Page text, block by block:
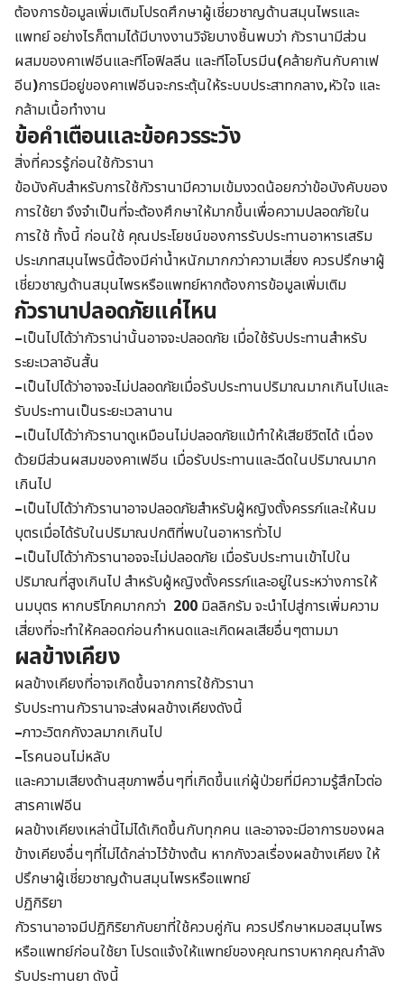
ต้องการข้อมูลเพิ่มเติมโปรดศึกษาผู้เชี่ยวชาญด้านสมุนไพรและ
แพทย์ อย่างไรก็ตามได้มีบางงานวิจัยบางชิ้นพบว่า กัวรานามีส่วน
ผสมของคาเฟอีนและทีโอฟิลลีน และทีโอโบรมีน(คล้ายกันกับคาเฟ
อีน)การมีอยู่ของคาเฟอีนจะกระตุ้นให้ระบบประสาทกลาง,หัวใจ และ
กล้ามเนื้อทำงาน
ข้อคำเตือนและข้อควรระวัง
สิ่งที่ควรรู้ก่อนใช้กัวรานา
ข้อบังคับสำหรับการใช้กัวรานามีความเข้มงวดน้อยกว่าข้อบังคับของ
การใช้ยา จึงจำเป็นที่จะต้องศึกษาให้มากขึ้นเพื่อความปลอดภัยใน
การใช้ ทั้งนี้ ก่อนใช้ คุณประโยชน์ของการรับประทานอาหารเสริม
ประเภทสมุนไพรนี้ต้องมีค่าน้ำหนักมากกว่าความเสี่ยง ควรปรึกษาผู้
เชี่ยวชาญด้านสมุนไพรหรือแพทย์หากต้องการข้อมูลเพิ่มเติม
กัวรานาปลอดภัยแค่ไหน
–เป็นไปได้ว่ากัวราน่านั้นอาจจะปลอดภัย เมื่อใช้รับประทานสำหรับ
ระยะเวลาอันสั้น
–เป็นไปได้ว่าอาจจะไม่ปลอดภัยเมื่อรับประทานปริมาณมากเกินไปและ
รับประทานเป็นระยะเวลานาน
–เป็นไปได้ว่ากัวรานาดูเหมือนไม่ปลอดภัยแม้ทำให้เสียชีวิตได้ เนื่อง
ด้วยมีส่วนผสมของคาเฟอีน เมื่อรับประทานและฉีดในปริมาณมาก
เกินไป
–เป็นไปได้ว่ากัวรานาอาจปลอดภัยสำหรับผู้หญิงตั้งครรภ์และให้นม
บุตรเมื่อได้รับในปริมาณปกติที่พบในอาหารทั่วไป
–เป็นไปได้ว่ากัวรานาอจจะไม่ปลอดภัย เมื่อรับประทานเข้าไปใน
ปริมาณที่สูงเกินไป สำหรับผู้หญิงตั้งครรภ์และอยู่ในระหว่างการให้
นมบุตร หากบริโภคมากกว่า 200 มิลลิกรัม จะนำไปสู่การเพิ่มความ
เสี่ยงที่จะทำให้คลอดก่อนกำหนดและเกิดผลเสียอื่นๆตามมา
ผลข้างเคียง
ผลข้างเคียงที่อาจเกิดขึ้นจากการใช้กัวรานา
รับประทานกัวรานาจะส่งผลข้างเคียงดังนี้
–ภาวะวิตกกังวลมากเกินไป
–โรคนอนไม่หลับ
และความเสียงด้านสุขภาพอื่นๆที่เกิดขึ้นแก่ผู้ป่วยที่มีความรู้สึกไวต่อ
สารคาเฟอีน
ผลข้างเคียงเหล่านี้ไม่ได้เกิดขึ้นกับทุกคน และอาจจะมีอาการของผล
ข้างเคียงอื่นๆที่ไม่ได้กล่าวไว้ข้างต้น หากกังวลเรื่องผลข้างเคียง ให้
ปรึกษาผู้เชี่ยวชาญด้านสมุนไพรหรือแพทย์
ปฏิกิริยา
กัวรานาอาจมีปฏิกิริยากับยาที่ใช้ควบคู่กัน ควรปรึกษาหมอสมุนไพร
หรือแพทย์ก่อนใช้ยา โปรดแจ้งให้แพทย์ของคุณทราบหากคุณกำลัง
รับประทานยา ดังนี้